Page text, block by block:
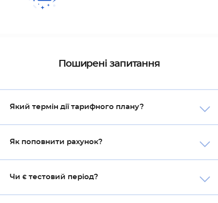
Поширені запитання
Який термін дії тарифного плану?
Як поповнити рахунок?
Чи є тестовий період?